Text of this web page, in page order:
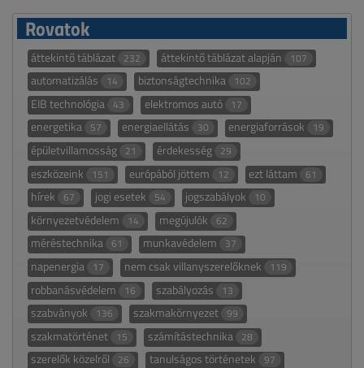
Rovatok
áttekintő táblázat 232 áttekintő táblázat alapján 107
automatizálás 14 biztonságtechnika 102
EIB technológia 43 elektromos autó 17
energetika 57 energiaellátás 30 energiaforrások 19
épületvillamosság 21 érdekesség 29
eszközeink 151 európából jöttem 12 ezt láttam 61
hírek 67 jogi esetek 54 jogszabályok 10
környezetvédelem 14 megújulók 62
méréstechnika 61 munkavédelem 37
napenergia 17 nem csak villanyszerelőknek 119
robbanásvédelem 16 szabályozás 13
szabványok 136 szakmakörnyezet 99
szakmatörténet 15 számítástechnika 28
szerelők közelről 26 tanulságos történetek 97